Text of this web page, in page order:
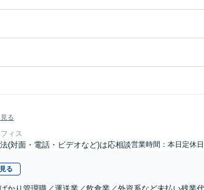
る
ィス
(対面・電話・ビデオなど)は応相談営業時間：本日定休日
る